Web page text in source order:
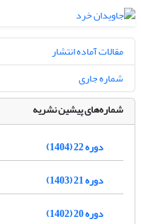
مقالات آماده انتشار
شماره جاری
شماره‌های پیشین نشریه
دوره 22 (1404)
دوره 21 (1403)
دوره 20 (1402)